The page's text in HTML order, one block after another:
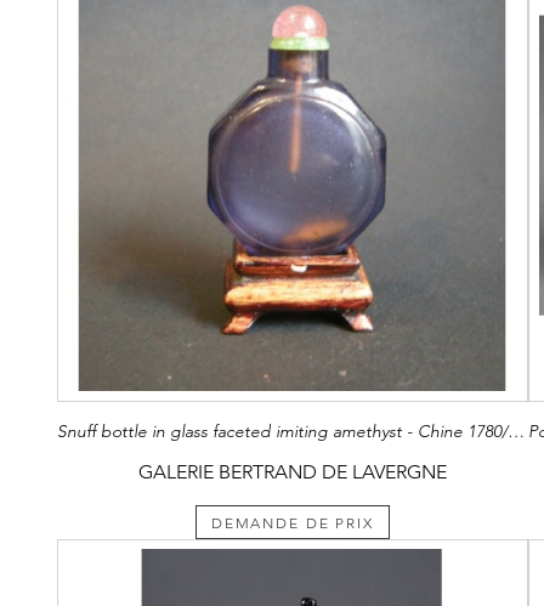
Snuff bottle in glass faceted imiting amethyst - Chine 1780/1820
GALERIE BERTRAND DE LAVERGNE
DEMANDE DE PRIX